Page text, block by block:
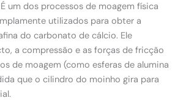
É um dos processos de moagem física
utilizados para obter a
do carbonato de cálcio. Ele
a compressão e as forças de fricção
de moagem (como esferas de alumina
que o cilindro do moinho gira para